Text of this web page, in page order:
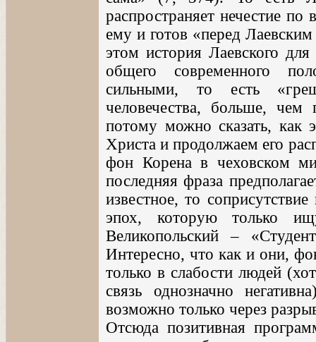
распространяет нечестие
ему и готов «перед
этом история Лаевского
общего современного
сильными, то есть
человечества, больше,
потому можно сказать, как
Христа и продолжаем его
фон Корена в чеховском
последняя фраза
известное, то
эпох, которую только
Великопольский –
Интересно, что как и они,
только в слабости людей
связь однозначно
возможно только через
Отсюда позитивная